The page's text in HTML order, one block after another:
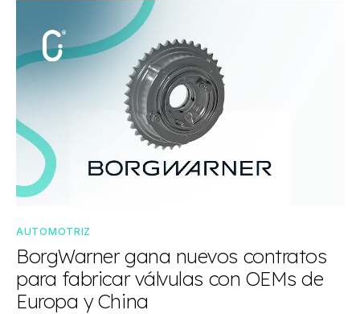
AUTOMOTRIZ
BorgWarner gana nuevos contratos
para fabricar válvulas con OEMs de
Europa y China